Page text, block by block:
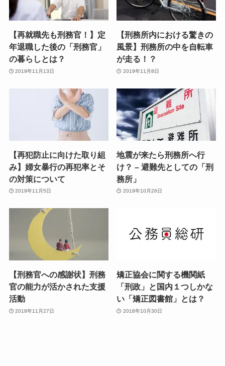
【再就職先も刑務官！】定
年退職した後の「刑務官」
の暮らしとは？
2019年11月13日
【刑務所内における驚きの
風景】刑務所の中を自転車
が走る！？
2019年11月8日
【再犯防止に向けた取り組
み】婦女暴行の再犯率とそ
の対策について
2019年11月5日
地震が来たら刑務所へ行
け？ – 避難先としての「刑
務所」
2019年10月26日
【刑務官への感謝状】刑務
官の能力が活かされた支援
活動
2018年11月27日
矯正協会に関する機関紙
「刑政」と国内１つしかな
い「矯正図書館」とは？
2018年10月30日